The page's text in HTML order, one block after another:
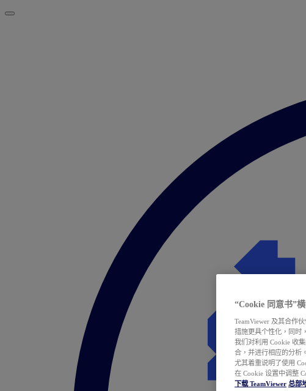
“Cookie 同意书”
TeamViewer 及其合作
措施更具个性化，同时
我们对利用 Cookie 收
合，并进行相应的分析
尤其着重说明了使用
在 Cookie 设置中调整
下载 TeamViewer 总部